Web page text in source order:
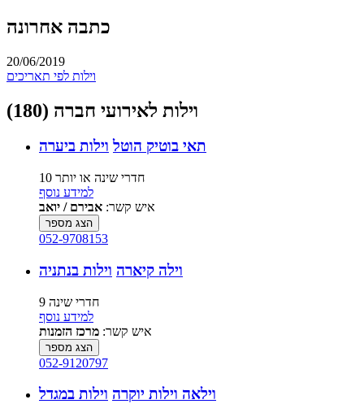
כתבה אחרונה
20/06/2019
וילות לפי תאריכים
וילות לאירועי חברה (180)
תאי בוטיק הוטל וילות ביערה
10 חדרי שינה או יותר
למידע נוסף
איש קשר: אבירם / יואב
הצג מספר
052-9708153
וילה קיארה וילות בנתניה
9 חדרי שינה
למידע נוסף
איש קשר: מרכז הזמנות
הצג מספר
052-9120797
וילאה וילות יוקרה וילות במגדל